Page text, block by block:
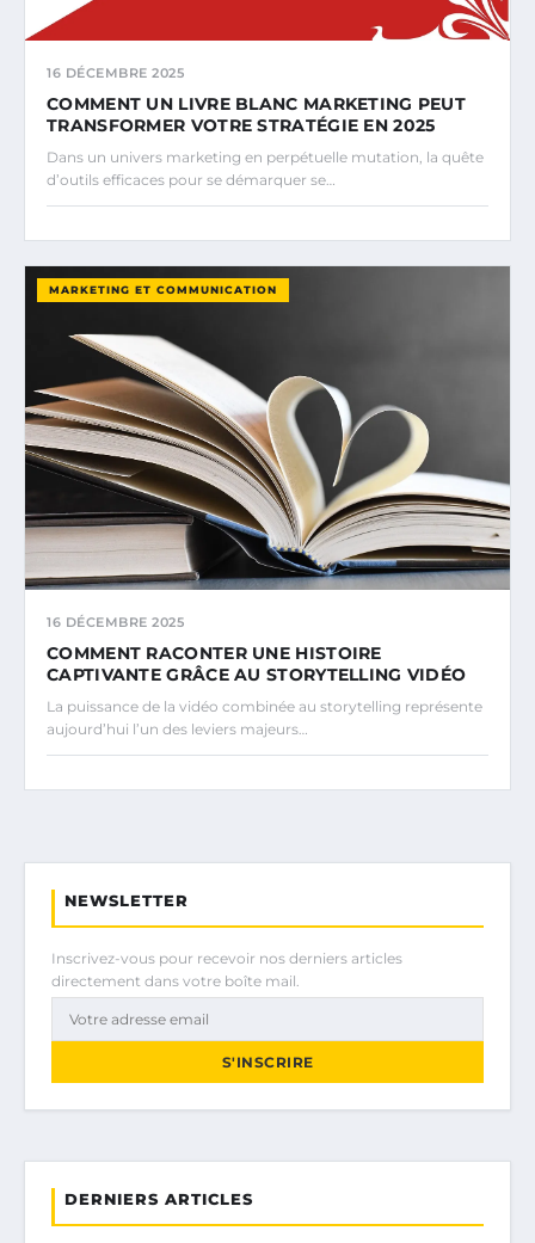
16 DÉCEMBRE 2025
COMMENT UN LIVRE BLANC MARKETING PEUT
TRANSFORMER VOTRE STRATÉGIE EN 2025
Dans un univers marketing en perpétuelle mutation, la quête
d’outils efficaces pour se démarquer se…
MARKETING ET COMMUNICATION
16 DÉCEMBRE 2025
COMMENT RACONTER UNE HISTOIRE
CAPTIVANTE GRÂCE AU STORYTELLING VIDÉO
La puissance de la vidéo combinée au storytelling représente
aujourd’hui l’un des leviers majeurs…
NEWSLETTER
Inscrivez-vous pour recevoir nos derniers articles
directement dans votre boîte mail.
S'INSCRIRE
DERNIERS ARTICLES